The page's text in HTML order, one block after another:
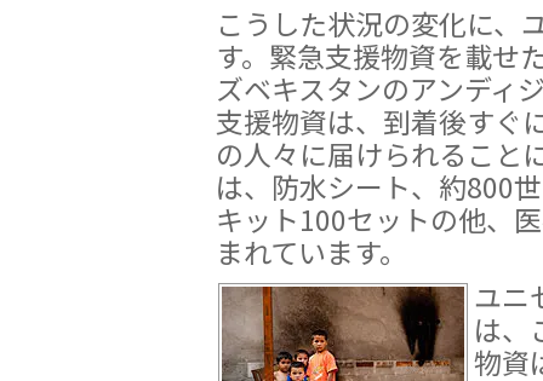
こうした状況の変化に、
す。緊急支援物資を載せ
ズベキスタンのアンディ
支援物資は、到着後すぐ
の人々に届けられること
は、防水シート、約800
キット100セットの他、
まれています。
ユニ
は、
物資